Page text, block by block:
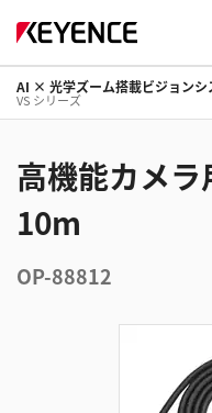
AI × 光学ズーム搭載ビジョンシ
VS シリーズ
高機能カメ
10m
OP-88812